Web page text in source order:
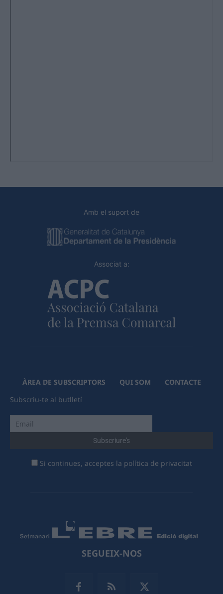
Amb el suport de
Associat a:
ÀREA DE SUBSCRIPTORS QUI SOM
CONTACTE
Subscriu-te al butlletí
Si continues, acceptes la política de privacitat
SEGUEIX-NOS